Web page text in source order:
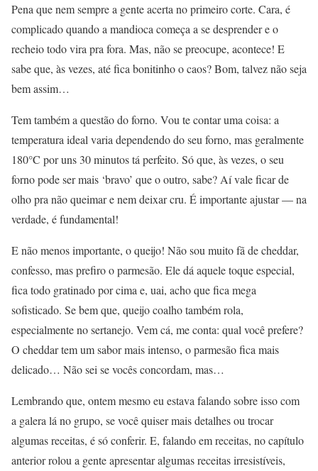
Pena que nem sempre a gente acerta no primeiro corte. Cara, é
complicado quando a mandioca começa a se desprender e o
recheio todo vira pra fora. Mas, não se preocupe, acontece! E
sabe que, às vezes, até fica bonitinho o caos? Bom, talvez não seja
bem assim…
Tem também a questão do forno. Vou te contar uma coisa: a
temperatura ideal varia dependendo do seu forno, mas geralmente
180°C por uns 30 minutos tá perfeito. Só que, às vezes, o seu
forno pode ser mais ‘bravo’ que o outro, sabe? Aí vale ficar de
olho pra não queimar e nem deixar cru. É importante ajustar — na
verdade, é fundamental!
E não menos importante, o queijo! Não sou muito fã de cheddar,
confesso, mas prefiro o parmesão. Ele dá aquele toque especial,
fica todo gratinado por cima e, uai, acho que fica mega
sofisticado. Se bem que, queijo coalho também rola,
especialmente no sertanejo. Vem cá, me conta: qual você prefere?
O cheddar tem um sabor mais intenso, o parmesão fica mais
delicado… Não sei se vocês concordam, mas…
Lembrando que, ontem mesmo eu estava falando sobre isso com
a galera lá no grupo, se você quiser mais detalhes ou trocar
algumas receitas, é só conferir. E, falando em receitas, no capítulo
anterior rolou a gente apresentar algumas receitas irresistíveis,